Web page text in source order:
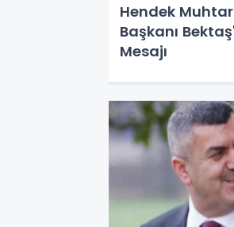
Hendek
Başkanı
Mesajı